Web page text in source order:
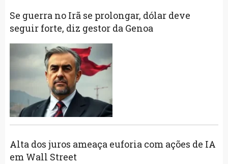
Se guerra no Irã se prolongar, dólar deve
seguir forte, diz gestor da Genoa
Alta dos juros ameaça euforia com ações de IA
em Wall Street